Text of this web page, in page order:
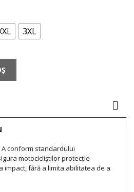
3XL
A conform standardului
motocicliștilor protecție
impact, fără a limita abilitatea de a